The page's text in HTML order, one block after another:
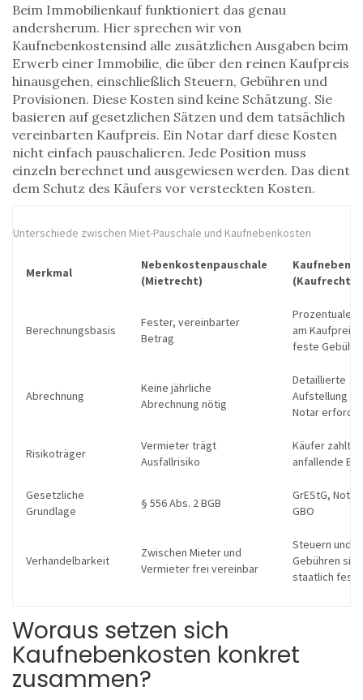
Beim Immobilienkauf funktioniert das genau
andersherum. Hier sprechen wir von
Kaufnebenkostensind alle zusätzlichen Ausgaben beim
Erwerb einer Immobilie, die über den reinen Kaufpreis
hinausgehen, einschließlich Steuern, Gebühren und
Provisionen. Diese Kosten sind keine Schätzung. Sie
basieren auf gesetzlichen Sätzen und dem tatsächlich
vereinbarten Kaufpreis. Ein Notar darf diese Kosten
nicht einfach pauschalieren. Jede Position muss
einzeln berechnet und ausgewiesen werden. Das dient
dem Schutz des Käufers vor versteckten Kosten.
Unterschiede zwischen Miet-Pauschale und Kaufnebenkosten
Merkmal
Nebenkostenpauschale
(Mietrecht)
(Kaufrecht)
Berechnungsbasis
Fester, vereinbarter
Betrag
Prozentualer
am Kaufpreis
feste
Abrechnung
Keine jährliche
Abrechnung nötig
Detaillierte
Aufstellung
Notar
Risikoträger
Vermieter trägt
Ausfallrisiko
Käufer zahlt
anfallende
Gesetzliche
Grundlage
§ 556 Abs. 2 BGB
GrEStG,
GBO
Verhandelbarkeit
Zwischen Mieter und
Vermieter frei vereinbar
Steuern und
Gebühren sind
staatlich
Woraus setzen sich
Kaufnebenkosten konkret
zusammen?